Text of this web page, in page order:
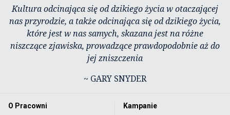
Kultura odcinająca się od dzikiego życia w otaczającej
nas przyrodzie, a także odcinająca się od dzikiego życia,
które jest w nas samych, skazana jest na różne
niszczące zjawiska, prowadzące prawdopodobnie aż do
jej zniszczenia
~ GARY SNYDER
O Pracowni
Kampanie